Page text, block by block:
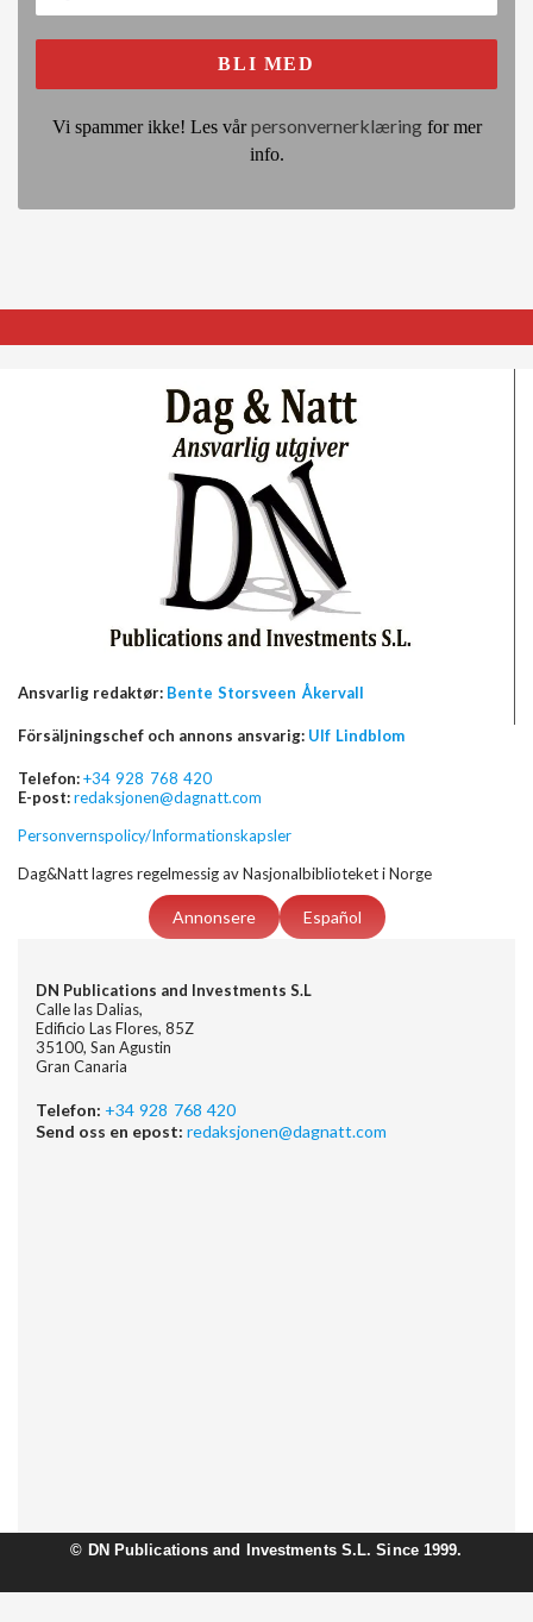
Vi spammer ikke! Les vårpersonvernerklæringfor mer
info.
Ansvarlig redaktør: Bente Storsveen Åkervall
Försäljningschef och annons ansvarig: Ulf Lindblom
Telefon:+34 928 768 420
E-post:redaksjonen@dagnatt.com
Personvernspolicy/Informationskapsler
Dag&Natt lagres regelmessig av Nasjonalbiblioteket i Norge
Annonsere Español
DN Publications and Investments S.L
Calle las Dalias,
Edificio Las Flores, 85Z
35100, San Agustin
Gran Canaria
Telefon: +34 928 768 420
Send oss en epost: redaksjonen@dagnatt.com
© DN Publications and Investments S.L. Since 1999.